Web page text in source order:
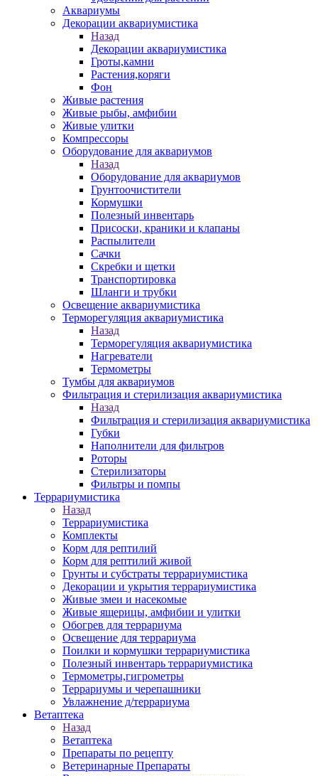
Аквариумы
Декорации аквариумистика
Назад
Декорации аквариумистика
Гроты,камни
Растения,коряги
Фон
Живые растения
Живые рыбы, амфибии
Живые улитки
Компрессоры
Оборудование для аквариумов
Назад
Оборудование для аквариумов
Грунтоочистители
Кормушки
Полезный инвентарь
Присоски, краники и клапаны
Распылители
Сачки
Скребки и щетки
Транспортировка
Шланги и трубки
Освещение аквариумистика
Терморегуляция аквариумистика
Назад
Терморегуляция аквариумистика
Нагреватели
Термометры
Тумбы для аквариумов
Фильтрация и стерилизация аквариумистика
Назад
Фильтрация и стерилизация аквариумистика
Губки
Наполнители для фильтров
Роторы
Стерилизаторы
Фильтры и помпы
Террариумистика
Назад
Террариумистика
Комплекты
Корм для рептилий
Корм для рептилий живой
Грунты и субстраты террариумистика
Декорации и укрытия террариумистика
Живые змеи и насекомые
Живые ящерицы, амфибии и улитки
Обогрев для террариума
Освещение для террариума
Поилки и кормушки террариумистика
Полезный инвентарь террариумистика
Термометры,гигрометры
Террариумы и черепашники
Увлажнение д/террариума
Ветаптека
Назад
Ветаптека
Препараты по рецепту
Ветеринарные Препараты